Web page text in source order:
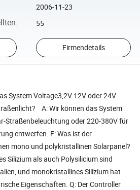
2006-11-23
: 55
Firmendetails
System Voltage3,2V 12V oder 24V
A: Wir können das System
Straßenbeleuchtung oder 220-380V für
entwerfen. F: Was ist der
mono und polykristallinen Solarpanel?
Silizium als auch Polysilicium sind
und monokristallines Silizium hat
Eigenschaften. Q: Der Controller